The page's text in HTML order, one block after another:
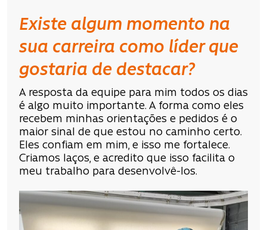
Existe algum momento na
sua carreira como líder que
gostaria de destacar?
A resposta da equipe para mim todos os dias
é algo muito importante. A forma como eles
recebem minhas orientações e pedidos é o
maior sinal de que estou no caminho certo.
Eles confiam em mim, e isso me fortalece.
Criamos laços, e acredito que isso facilita o
meu trabalho para desenvolvê-los.